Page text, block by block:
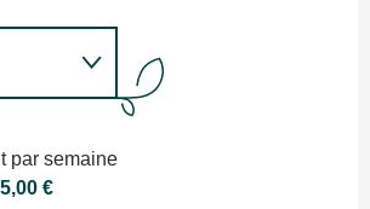
par semaine
€